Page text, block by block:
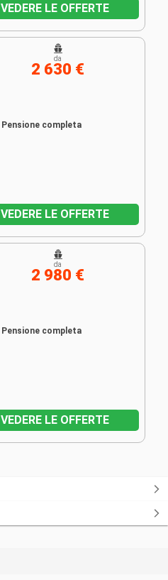
VEDERE LE OFFERTE
Pensione completa
da
2 630 €
VEDERE LE OFFERTE
Pensione completa
da
2 980 €
VEDERE LE OFFERTE